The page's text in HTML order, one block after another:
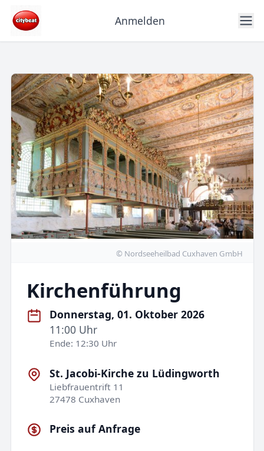
Anmelden
© Nordseeheilbad Cuxhaven GmbH
Kirchenführung
Donnerstag, 01. Oktober 2026
11:00 Uhr
Ende: 12:30 Uhr
St. Jacobi-Kirche zu Lüdingworth
Liebfrauentrift 11
27478 Cuxhaven
Preis auf Anfrage